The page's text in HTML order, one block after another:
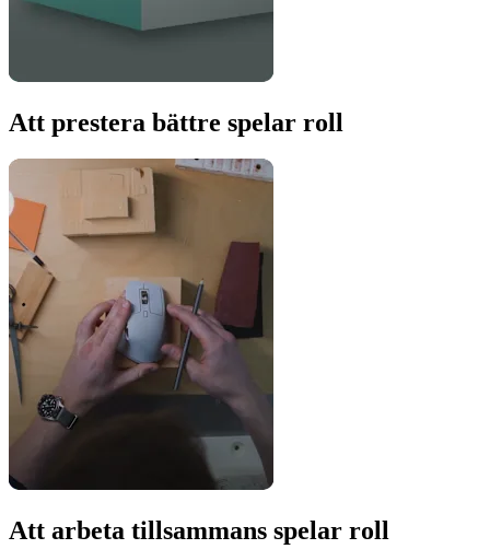
Att prestera bättre spelar roll
Att arbeta tillsammans spelar roll